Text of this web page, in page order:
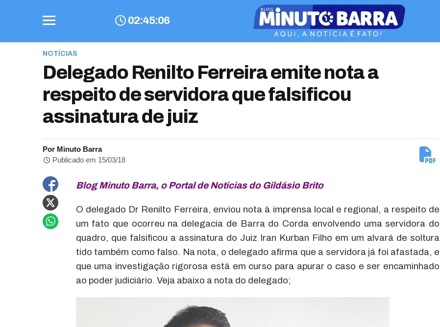
02:45:06
NOTÍCIAS
Delegado Renilto Ferreira emite nota a
respeito de servidora que falsificou
assinatura de juiz
Por Minuto Barra
Publicado em 15/03/18
Blog Minuto Barra, o Portal de Notícias do Gildásio Brito
O delegado Dr Renilto Ferreira, enviou nota à imprensa local e regional, a respeito de
um fato que ocorreu na delegacia de Barra do Corda envolvendo uma servidora do
quadro, que falsificou a assinatura do Juiz Iran Kurban Filho em um alvará de soltura
tido também como falso. Na nota, o delegado afirma que a servidora já foi afastada, e
que uma investigação rigorosa está em curso para apurar o caso e ser encaminhado
ao poder judiciário. Veja abaixo a nota do delegado;